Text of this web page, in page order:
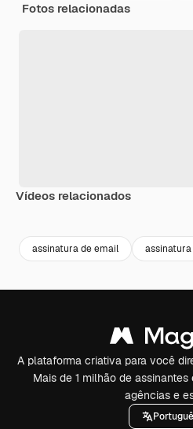
Fotos relacionadas
Vídeos relacionados
assinatura de email assinatura
A plataforma criativa para você
Mais de 1 milhão de
agências e